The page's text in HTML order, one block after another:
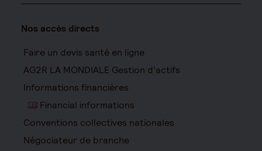
Nos accès directs
Faire un devis santé en ligne
AG2R LA MONDIALE Gestion d’actifs
Informations financières
Financial informations
Conventions collectives nationales
Négociateur de branche